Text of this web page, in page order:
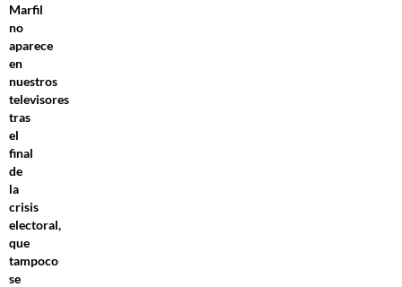
Marfil
no
aparece
en
nuestros
televisores
tras
el
final
de
la
crisis
electoral,
que
tampoco
se